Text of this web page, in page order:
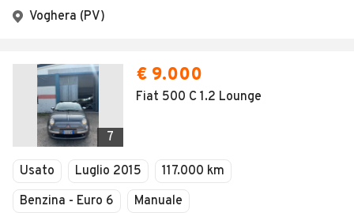
Voghera (PV)
7
€ 9.000
Fiat 500 C 1.2 Lounge
Usato Luglio 2015
117.000 km
Benzina - Euro 6
Manuale